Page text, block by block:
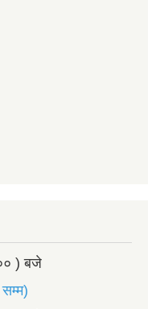
) बजे